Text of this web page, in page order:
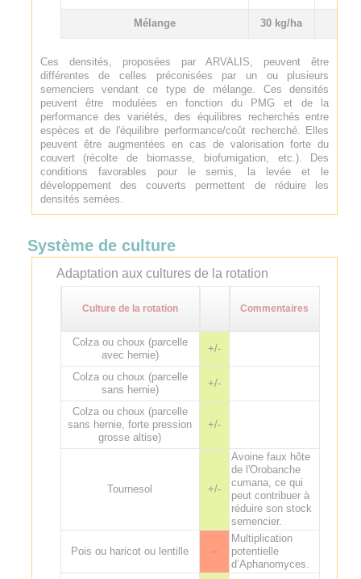
Mélange 30 kg/ha
Ces densités, proposées par ARVALIS, peuvent être
différentes de celles préconisées par un ou plusieurs
semenciers vendant ce type de mélange. Ces densités
peuvent être modulées en fonction du PMG et de la
performance des variétés, des équilibres recherchés entre
espèces et de l'équilibre performance/coût recherché. Elles
peuvent être augmentées en cas de valorisation forte du
couvert (récolte de biomasse, biofumigation, etc.). Des
conditions favorables pour le semis, la levée et le
développement des couverts permettent de réduire les
densités semées.
Système de culture
Adaptation aux cultures de la rotation
Culture de la rotation Commentaires
Colza ou choux (parcelle
avec hernie)
+/-
Colza ou choux (parcelle
sans hernie)
+/-
Colza ou choux (parcelle
sans hernie, forte pression
grosse altise)
+/-
Tournesol +/-
Avoine faux hôte
de l'Orobanche
cumana, ce qui
peut contribuer à
réduire son stock
semencier.
Pois ou haricot ou lentille --
Multiplication
potentielle
d’Aphanomyces.